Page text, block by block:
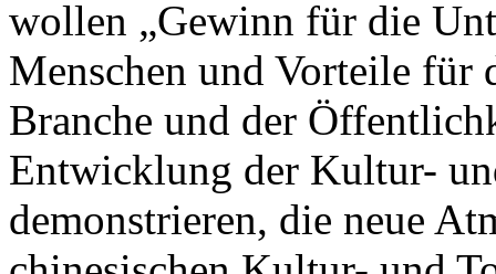
wollen „Gewinn für die
Menschen und Vorteile für
Branche und der
Entwicklung der Kultur-
demonstrieren, die neue